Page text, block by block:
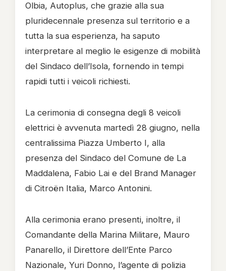
Olbia, Autoplus, che grazie alla sua
pluridecennale presenza sul territorio e a
tutta la sua esperienza, ha saputo
interpretare al meglio le esigenze di mobilità
del Sindaco dell’Isola, fornendo in tempi
rapidi tutti i veicoli richiesti.
La cerimonia di consegna degli 8 veicoli
elettrici è avvenuta martedì 28 giugno, nella
centralissima Piazza Umberto I, alla
presenza del Sindaco del Comune de La
Maddalena, Fabio Lai e del Brand Manager
di Citroën Italia, Marco Antonini.
Alla cerimonia erano presenti, inoltre, il
Comandante della Marina Militare, Mauro
Panarello, il Direttore dell’Ente Parco
Nazionale, Yuri Donno, l’agente di polizia